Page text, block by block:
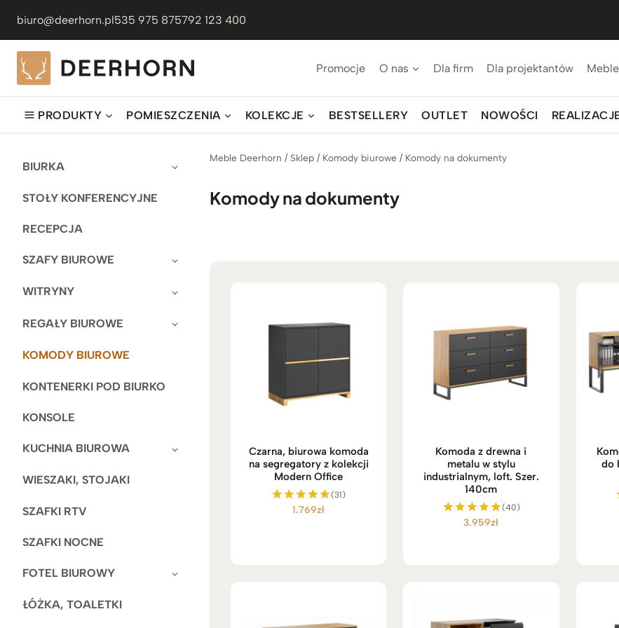
treści
biuro@deerhorn.pl535 975 875792 123 400
Promocje O nas Dla firm Dla projektantów
PRODUKTY POMIESZCZENIA KOLEKCJE BESTSELLERY OUTLET NOWOŚCI
BIURKA
STOŁY KONFERENCYJNE
RECEPCJA
SZAFY BIUROWE
WITRYNY
REGAŁY BIUROWE
KOMODY BIUROWE
KONTENERKI POD BIURKO
KONSOLE
KUCHNIA BIUROWA
WIESZAKI, STOJAKI
SZAFKI RTV
SZAFKI NOCNE
FOTEL BIUROWY
ŁÓŻKA, TOALETKI
Meble Deerhorn / Sklep / Komody biurowe / Komody na dokumenty
Komody na dokumenty
Czarna, biurowa komoda
na segregatory z kolekcji
Modern Office
Oceniono
(31)
1.769zł
Komoda z drewna i
metalu w stylu
industrialnym, loft. Szer.
140cm
Oceniono
(40)
3.959zł
do